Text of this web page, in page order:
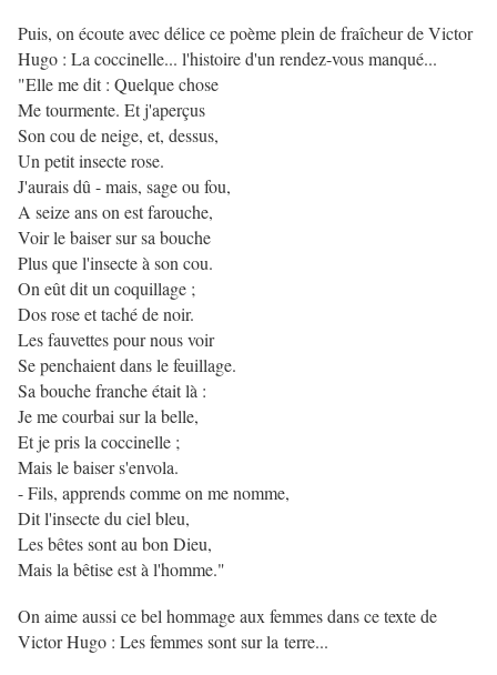
Puis, on écoute avec délice ce poème plein de fraîcheur de Victor
Hugo : La coccinelle... l'histoire d'un rendez-vous manqué...
"Elle me dit : Quelque chose
Me tourmente. Et j'aperçus
Son cou de neige, et, dessus,
Un petit insecte rose.
J'aurais dû - mais, sage ou fou,
A seize ans on est farouche,
Voir le baiser sur sa bouche
Plus que l'insecte à son cou.
On eût dit un coquillage ;
Dos rose et taché de noir.
Les fauvettes pour nous voir
Se penchaient dans le feuillage.
Sa bouche franche était là :
Je me courbai sur la belle,
Et je pris la coccinelle ;
Mais le baiser s'envola.
- Fils, apprends comme on me nomme,
Dit l'insecte du ciel bleu,
Les bêtes sont au bon Dieu,
Mais la bêtise est à l'homme."
On aime aussi ce bel hommage aux femmes dans ce texte de
Victor Hugo : Les femmes sont sur la terre...